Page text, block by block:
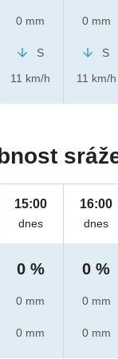
0 mm
S
11 km/h
0 mm
S
11 km/h
15:00
dnes
0 %
0 mm
0 mm
16:00
dnes
0 %
0 mm
0 mm